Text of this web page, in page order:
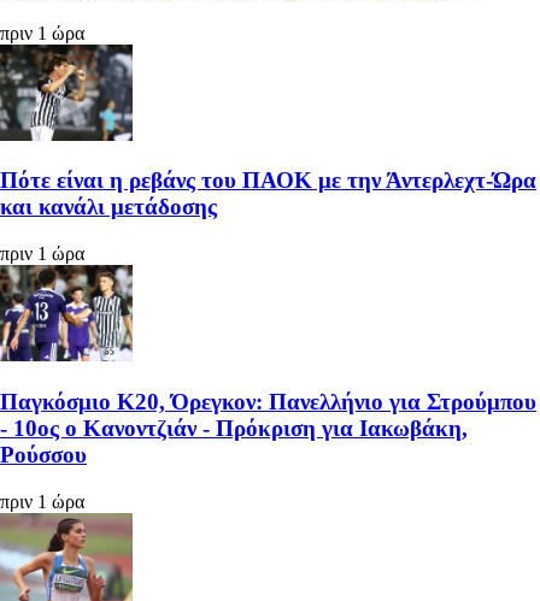
πριν 1 ώρα
Πότε είναι η ρεβάνς του ΠΑΟΚ με την Άντερλεχτ-Ώρα
και κανάλι μετάδοσης
πριν 1 ώρα
Παγκόσμιο Κ20, Όρεγκον: Πανελλήνιο για Στρούμπου
- 10ος ο Κανοντζιάν - Πρόκριση για Ιακωβάκη,
Ρούσσου
πριν 1 ώρα